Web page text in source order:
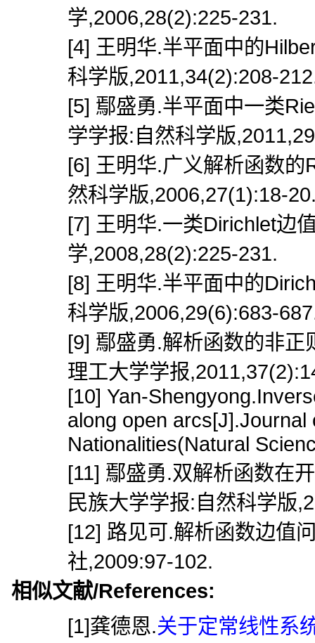
学,2006,28(2):225-231.
[4] 王明华.半平面中的
科学版,2011,34(2):208-
[5] 鄢盛勇.半平面中一类
学学报:自然科学版
[6] 王明华.广义解析函数
然科学版,2006,27(1):18-
[7] 王明华.一类Dirichlet边
学,2008,28(2):225-231.
[8] 王明华.半平面中的
科学版,2006,29(6):683-
[9] 鄢盛勇.解析函数的非
理工大学学报
[10] Yan-
along open arcs[J].Journal
Nationalities(Natural
[11] 鄢盛勇.双解析函数在
民族大学学报:自然科学版
[12] 路见可.解析函数边值
社,2009:97-102.
相似文献/References:
[1]龚德恩.关于定常线性系